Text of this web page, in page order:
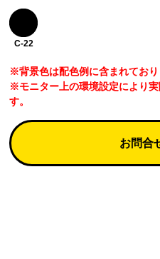
C-22
※背景色は配色例に含まれており
※モニター上の環境設定により
す。
お問合